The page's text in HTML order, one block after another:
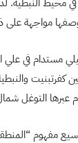
مواجهة على
مستدام في
كفرتبنيت
عبرها التوغل
مفهوم